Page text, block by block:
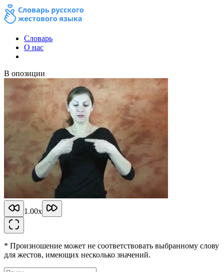
Словарь
О нас
В опозиции
1.00x
* Произношение может не соответствовать выбранному слову
для жестов, имеющих несколько значений.